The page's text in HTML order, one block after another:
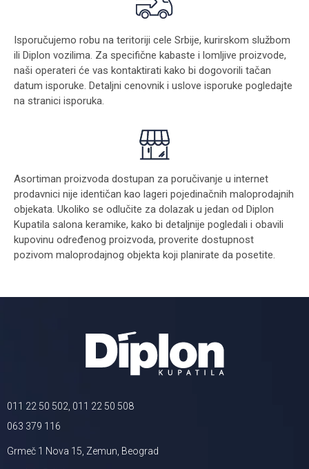
Isporučujemo robu na teritoriji cele Srbije, kurirskom službom
ili Diplon vozilima. Za specifične kabaste i lomljive proizvode,
naši operateri će vas kontaktirati kako bi dogovorili tačan
datum isporuke. Detaljni cenovnik i uslove isporuke pogledajte
na stranici isporuka.
Asortiman proizvoda dostupan za poručivanje u internet
prodavnici nije identičan kao lageri pojedinačnih maloprodajnih
objekata. Ukoliko se odlučite za dolazak u jedan od Diplon
Kupatila salona keramike, kako bi detaljnije pogledali i obavili
kupovinu određenog proizvoda, proverite dostupnost
pozivom maloprodajnog objekta koji planirate da posetite.
011 22 50 502, 011 22 50 508
063 379 116
Grmeč 1 Nova 15, Zemun, Beograd